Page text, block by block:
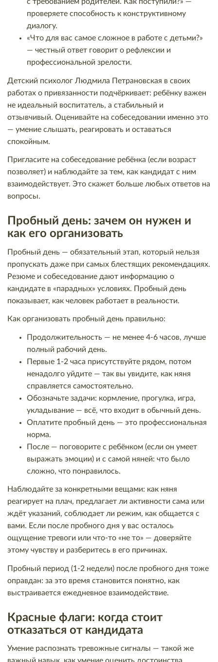
проверяете способность к конструктивному
диалогу.
«Что для вас самое сложное в работе с детьми?»
— честный ответ говорит о рефлексии и
профессиональной зрелости.
Детский психолог Людмила Петрановская в своих
работах о привязанности подчёркивает: ребёнку важен
не идеальный воспитатель, а стабильный и
отзывчивый. Оценивайте на собеседовании именно это
— умение слышать, реагировать и оставаться
спокойным.
Пригласите на собеседование ребёнка (если возраст
позволяет) и наблюдайте за тем, как кандидат с ним
взаимодействует. Это скажет больше любых ответов на
вопросы.
Пробный день: зачем он нужен и
как его организовать
Пробный день — обязательный этап, который нельзя
пропускать даже при самых блестящих рекомендациях.
Резюме и собеседование дают информацию о
кандидате в «парадных» условиях. Пробный день
показывает, как человек работает в реальности.
Как организовать пробный день правильно:
Продолжительность — не менее 4-6 часов, лучше
полный рабочий день.
Первые 1-2 часа присутствуйте рядом, потом
ненадолго уйдите — так вы увидите, как няня
справляется самостоятельно.
Обозначьте задачи: кормление, прогулка, игра,
укладывание — всё, что входит в обычный день.
Оплатите пробный день — это профессиональная
норма.
После — поговорите с ребёнком (если он умеет
выражать эмоции) и с самой няней: что было
сложно, что понравилось.
Наблюдайте за конкретными вещами: как няня
реагирует на плач, предлагает ли активности сама или
ждёт указаний, соблюдает ли режим, как общается с
вами. Если после пробного дня у вас осталось
ощущение тревоги или что-то «не то» — доверяйте
этому чувству и разберитесь в его причинах.
Пробный период (1-2 недели) после пробного дня тоже
оправдан: за это время становится понятно, как
выстраивается ежедневное взаимодействие.
Красные флаги: когда стоит
отказаться от кандидата
Умение распознать тревожные сигналы — такой же